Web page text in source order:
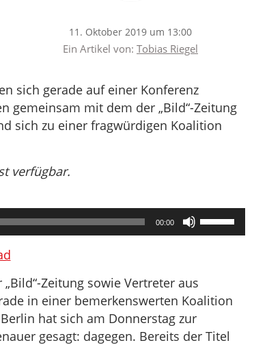
11. Oktober 2019 um 13:00
Ein Artikel von: Tobias Riegel
sich gerade auf einer Konferenz
gemeinsam mit dem der „Bild“-Zeitung
sich zu einer fragwürdigen Koalition
verfügbar.
00:00
Pfeiltasten
Hoch/Runter
Lautstärke
regeln.
Zeitung sowie Vertreter aus
in einer bemerkenswerten Koalition
hat sich am Donnerstag zur
gesagt: dagegen. Bereits der Titel